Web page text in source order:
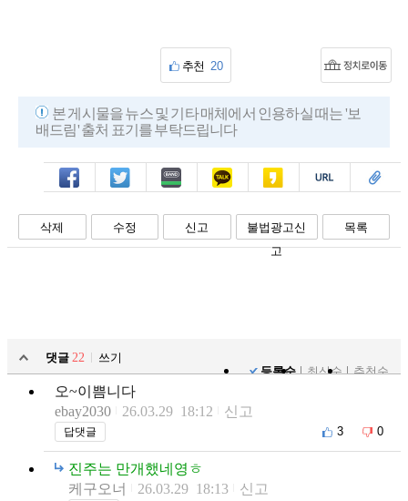
추천 20
본 게시물을 뉴스 및 기타 매체에서 인용하실 때는 '보
배드림' 출처 표기를 부탁드립니다
페북 트윗 밴드 카톡 카스 복사 스크랩
삭제 수정 신고
불법광고신
고
목록
댓글 22
쓰기
등록순
최신순 추천순
오~이쁨니다
ebay2030
26.03.29 18:12 신고
답댓글 3 0
진주는 만개했네영ㅎ
케구오너
26.03.29 18:13 신고